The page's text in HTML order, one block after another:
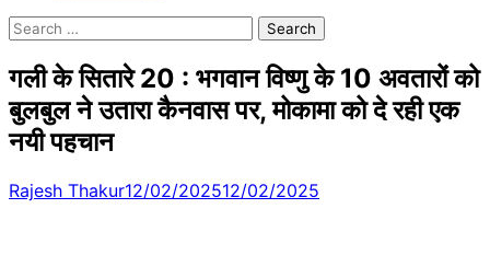
Search
गली के सितारे 20 : भगवान विष्णु के 10 अवतारों को
बुलबुल ने उतारा कैनवास पर, मोकामा को दे रही एक
नयी पहचान
Rajesh Thakur12/02/202512/02/2025